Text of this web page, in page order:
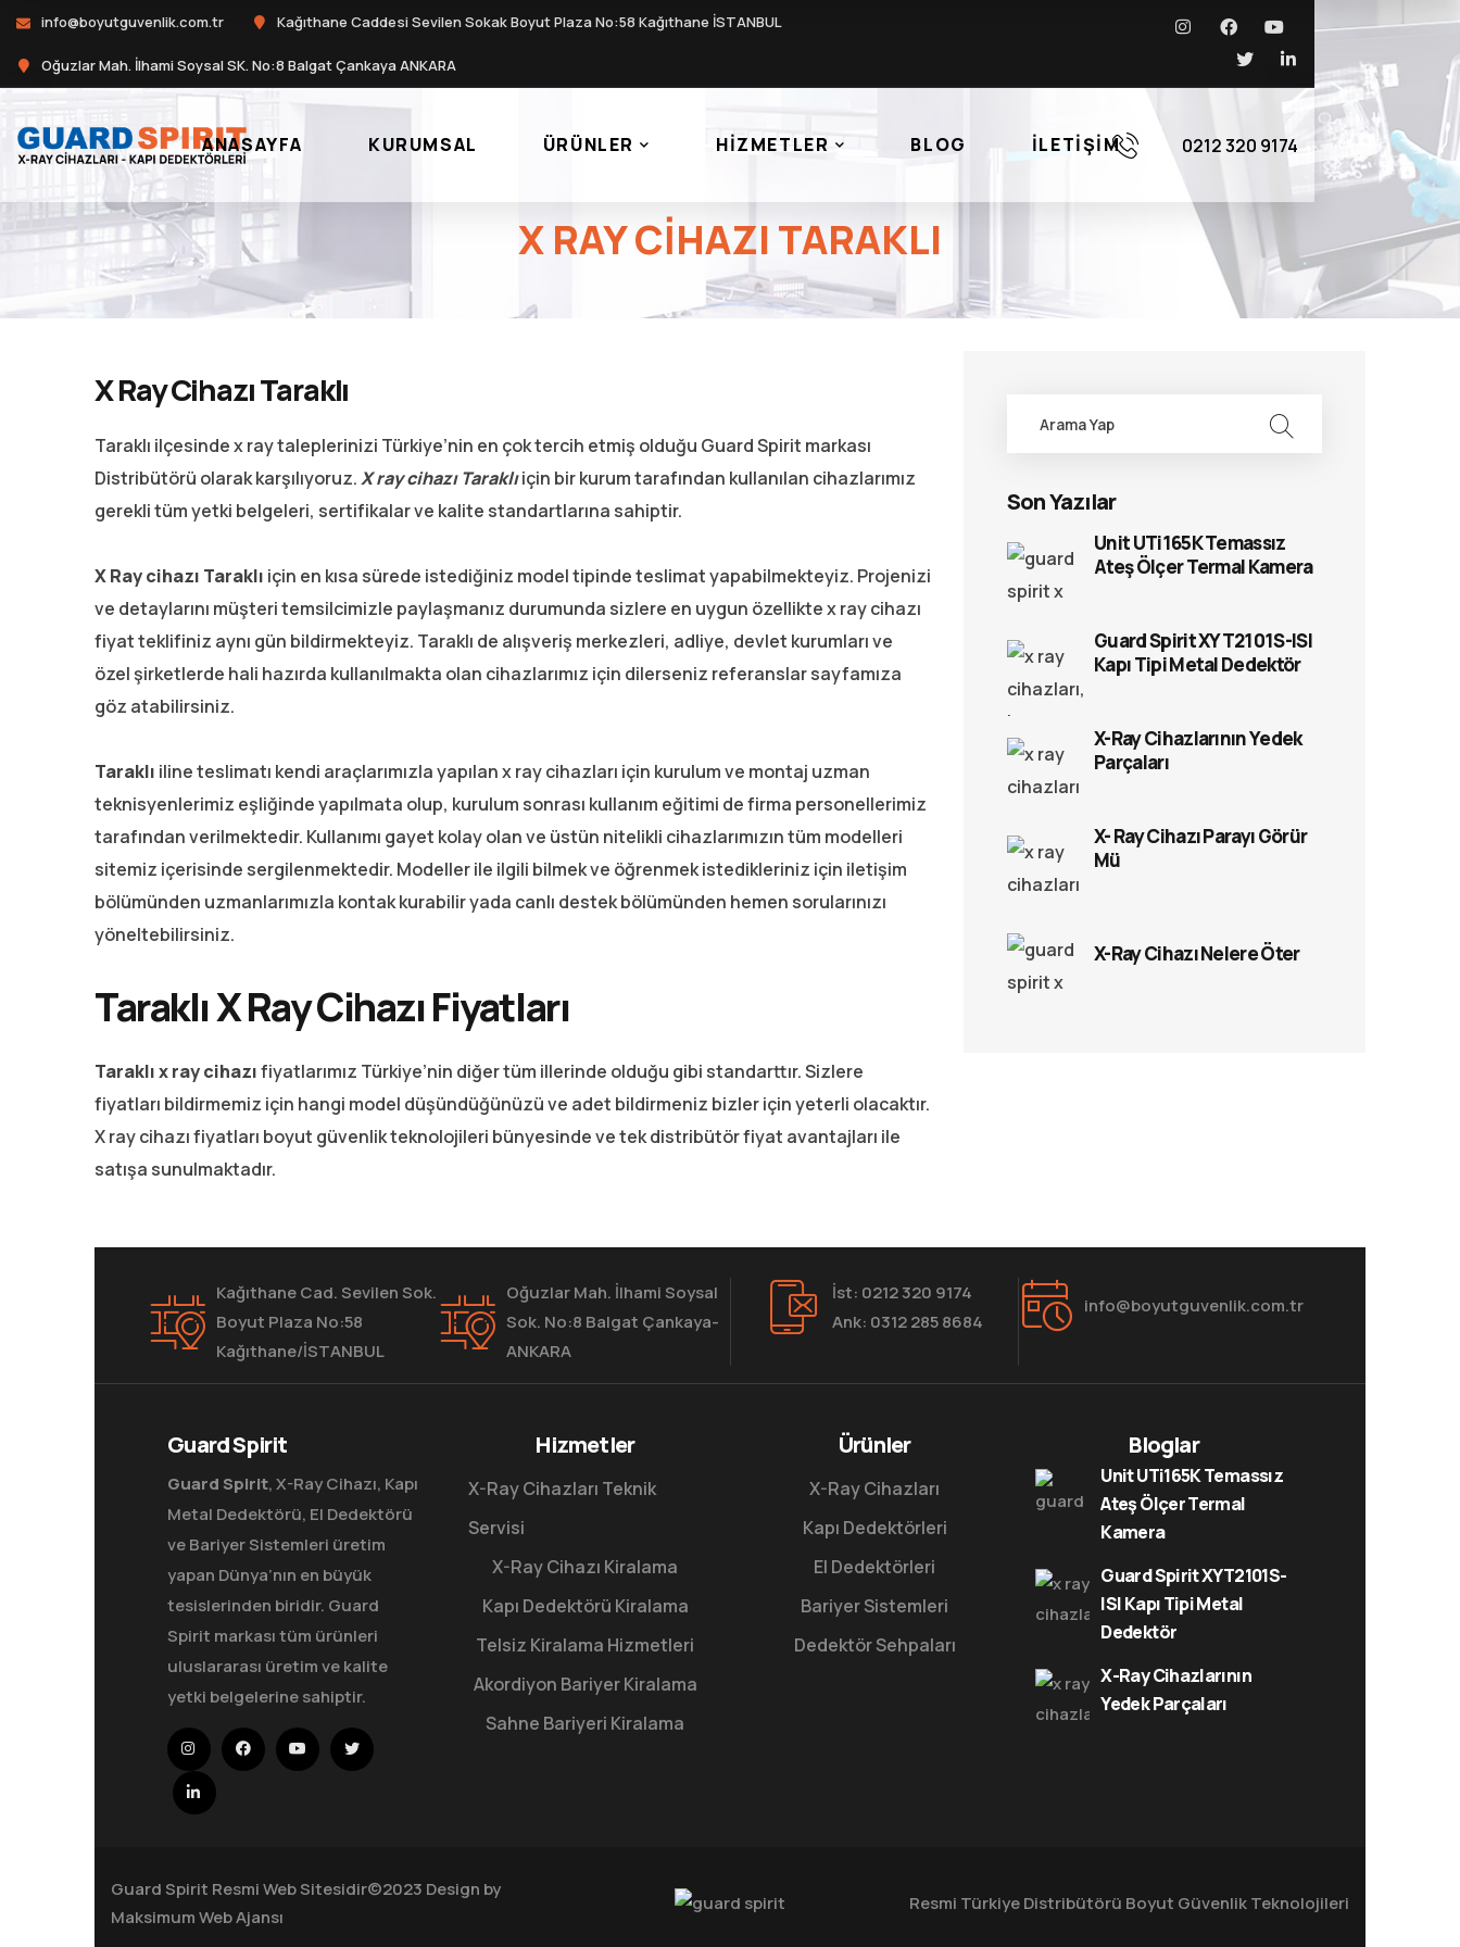
info@boyutguvenlik.com.tr Kağıthane Caddesi Sevilen Sokak Boyut Plaza No:58 Kağıthane İSTANBUL
Oğuzlar Mah. İlhami Soysal SK. No:8 Balgat Çankaya ANKARA
ANASAYFA KURUMSAL ÜRÜNLER HIZMETLER BLOG İLETIŞIM 0212 320 9174
X RAY CIHAZI TARAKLI
X Ray Cihazı Taraklı
Taraklı ilçesinde x ray taleplerinizi Türkiye’nin en çok tercih etmiş olduğu Guard Spirit markası
Distribütörü olarak karşılıyoruz.X ray cihazı Taraklıiçin bir kurum tarafından kullanılan cihazlarımız
gerekli tüm yetki belgeleri, sertifikalar ve kalite standartlarına sahiptir.
X Ray cihazı Taraklı için en kısa sürede istediğiniz model tipinde teslimat yapabilmekteyiz. Projenizi
ve detaylarını müşteri temsilcimizle paylaşmanız durumunda sizlere en uygun özellikte x ray cihazı
fiyat teklifiniz aynı gün bildirmekteyiz. Taraklı de alışveriş merkezleri, adliye, devlet kurumları ve
özel şirketlerde hali hazırda kullanılmakta olan cihazlarımız için dilerseniz referanslar sayfamıza
göz atabilirsiniz.
Taraklı iline teslimatı kendi araçlarımızla yapılan x ray cihazları için kurulum ve montaj uzman
teknisyenlerimiz eşliğinde yapılmata olup, kurulum sonrası kullanım eğitimi de firma personellerimiz
tarafından verilmektedir. Kullanımı gayet kolay olan ve üstün nitelikli cihazlarımızın tüm modelleri
sitemiz içerisinde sergilenmektedir. Modeller ile ilgili bilmek ve öğrenmek istedikleriniz için iletişim
bölümünden uzmanlarımızla kontak kurabilir yada canlı destek bölümünden hemen sorularınızı
yöneltebilirsiniz.
Taraklı X Ray Cihazı Fiyatları
Taraklı x ray cihazıfiyatlarımız Türkiye’nin diğer tüm illerinde olduğu gibi standarttır. Sizlere
fiyatları bildirmemiz için hangi model düşündüğünüzü ve adet bildirmeniz bizler için yeterli olacaktır.
X ray cihazı fiyatları boyut güvenlik teknolojileri bünyesinde ve tek distribütör fiyat avantajları ile
satışa sunulmaktadır.
Son Yazılar
Unit UTi165K Temassız
Ateş Ölçer Termal Kamera
Guard Spirit XYT2101S-ISI
Kapı Tipi Metal Dedektör
X-Ray Cihazlarının Yedek
Parçaları
X- Ray Cihazı Parayı Görür
Mü
X-Ray Cihazı Nelere Öter
Kağıthane Cad. Sevilen Sok.
Boyut Plaza No:58
Kağıthane/İSTANBUL
Oğuzlar Mah. İlhami Soysal
Sok. No:8 Balgat Çankaya-
ANKARA
İst: 0212 320 9174
Ank: 0312 285 8684
info@boyutguvenlik.com.tr
Guard Spirit
Guard Spirit, X-Ray Cihazı, Kapı
Metal Dedektörü, El Dedektörü
ve Bariyer Sistemleri üretim
yapan Dünya’nın en büyük
tesislerinden biridir. Guard
Spirit markası tüm ürünleri
uluslararası üretim ve kalite
yetki belgelerine sahiptir.
Hizmetler
X-Ray Cihazları Teknik
Servisi
X-Ray Cihazı Kiralama
Kapı Dedektörü Kiralama
Telsiz Kiralama Hizmetleri
Akordiyon Bariyer Kiralama
Sahne Bariyeri Kiralama
Ürünler
X-Ray Cihazları
Kapı Dedektörleri
El Dedektörleri
Bariyer Sistemleri
Dedektör Sehpaları
Bloglar
Unit UTi165K Temassız
Ateş Ölçer Termal
Kamera
Guard Spirit XYT2101S-
ISI Kapı Tipi Metal
Dedektör
X-Ray Cihazlarının
Yedek Parçaları
Guard Spirit Resmi Web Sitesidir©2023 Design by
Maksimum Web Ajansı
Resmi Türkiye Distribütörü Boyut Güvenlik Teknolojileri